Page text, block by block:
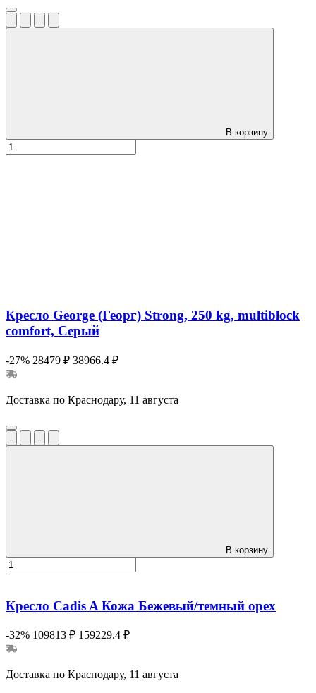
В корзину
Кресло George (Георг) Strong, 250 kg, multiblock
comfort, Серый
-27% 28479 ₽ 38966.4 ₽
Доставка по Краснодару, 11 августа
В корзину
Кресло Cadis A Кожа Бежевый/темный орех
-32% 109813 ₽ 159229.4 ₽
Доставка по Краснодару, 11 августа